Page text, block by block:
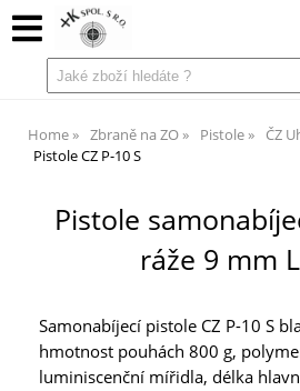
Home Zbraně na ZO Pistole ČZ
Pistole CZ P-10 S
Pistole
ráže 9 mm
Samonabíjecí pistole CZ P-10 S
hmotnost pouhách 800 g,
luminiscenční mířidla, délka